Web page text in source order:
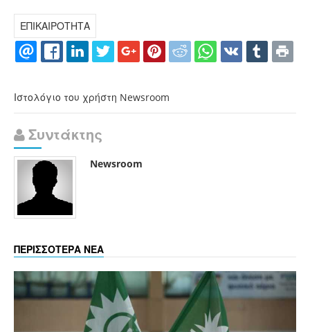
ΕΠΙΚΑΙΡΟΤΗΤΑ
Ιστολόγιο του χρήστη Newsroom
Συντάκτης
Newsroom
ΠΕΡΙΣΣΟΤΕΡΑ ΝΕΑ